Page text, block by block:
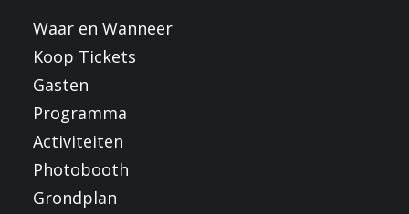
NEDERLANDS
Waar en Wanneer
Koop Tickets
Gasten
Programma
Activiteiten
Photobooth
Grondplan